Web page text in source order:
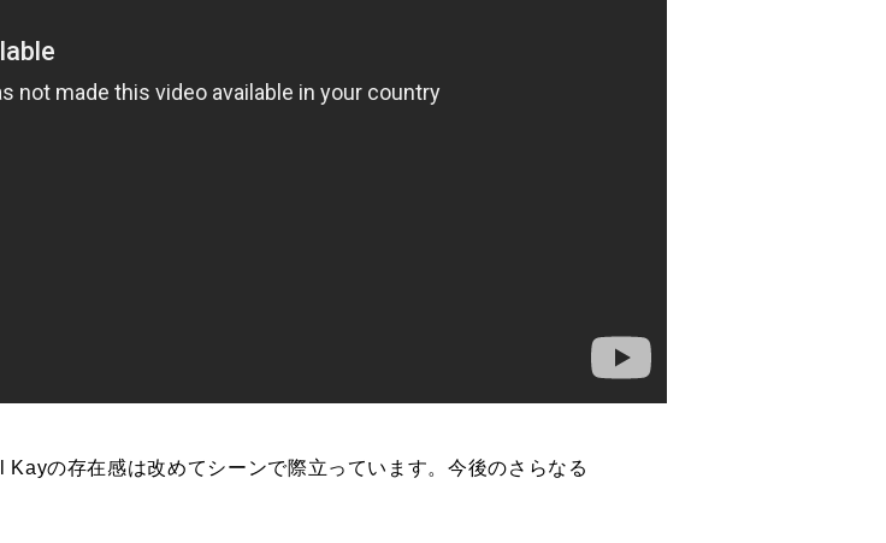
Kayの存在感は改めてシーンで際立っています。今後のさらなる